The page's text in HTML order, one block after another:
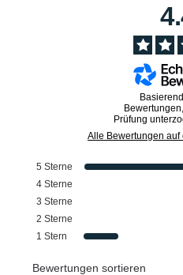
Prüfung
Alle Bewertungen
5 Sterne
4 Sterne
3 Sterne
2 Sterne
1 Stern
Bewertungen sortieren